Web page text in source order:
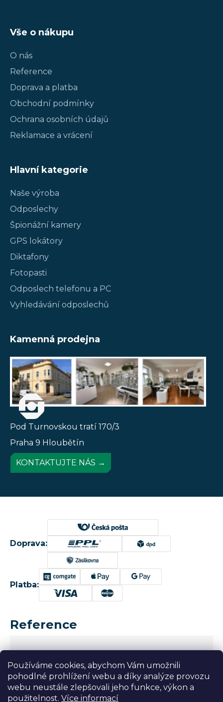
Používáme cookies, abychom Vám umožnili
pohodlné prohlížení webu a díky analýze provozu
webu neustále zlepšovali jeho funkce, výkon a
použitelnost. Více informací
Vše o nákupu
O nás
Reference
Doprava a platba
Obchodní podmínky
Ochrana osobních údajů
Reklamace a vrácení
Hlavní kategorie
Naše výroba
Odposlechy
Špionážní kamery
GPS lokátory
Diktafony
Fotopasti
Odposlech telefonu a PC
Vyhledávání odposlechů
Kamenná prodejna
Pod Turnovskou tratí 170/3
Praha 9 Hloubětín
KONTAKTUJTE NÁS →
Doprava:
Platba:
Reference